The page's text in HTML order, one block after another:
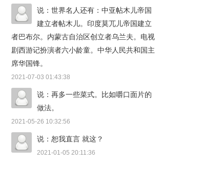
说：世界名人还有：中亚帖木儿帝国
建立者帖木儿。印度莫兀儿帝国建立
者巴布尔。内蒙古自治区创立者乌兰夫。电视
剧西游记扮演者六小龄童。中华人民共和国主
席华国锋。
2021-07-03 01:43:38
说：再多一些菜式。比如嚼口面片的
做法。
2021-05-26 10:32:56
说：恕我直言 就这？
2021-01-05 20:11:36